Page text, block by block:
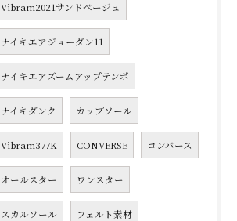
Vibram2021サンドベージュ
ナイキエアジョーダン11
ナイキエアズームアップテンポ
ナイキダンク カップソール
Vibram377K CONVERSE コンバース
オールスター ワンスター
スカルソール フェルト素材